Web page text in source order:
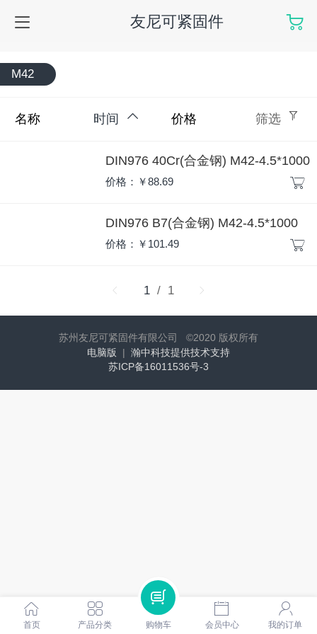
友尼可紧固件
M42
名称 时间 价格 筛选
DIN976 40Cr(合金钢) M42-4.5*1000
价格：￥88.69
DIN976 B7(合金钢) M42-4.5*1000
价格：￥101.49
1 / 1
苏州友尼可紧固件有限公司 ©2020 版权所有
电脑版
| 瀚中科技提供技术支持
苏ICP备16011536号-3
首页 产品分类 购物车 会员中心 我的订单